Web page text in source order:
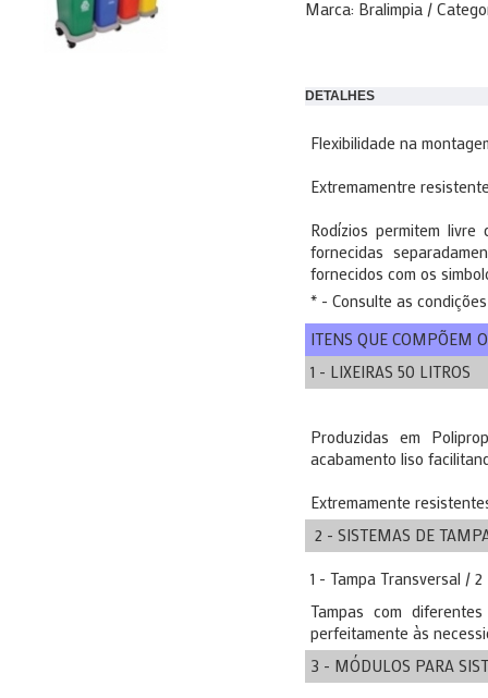
Marca: Bralimpia /
DETALHES
Flexibilidade na
Extremamentre
Rodízios permitem livre
fornecidas
fornecidos com os
* - Consulte as
ITENS QUE COMPÕEM
1 - LIXEIRAS 50 LITROS
Produzidas em
acabamento liso
Extremamente
2 - SISTEMAS DE
1 - Tampa Transversal /
Tampas com
perfeitamente às
3 - MÓDULOS PARA